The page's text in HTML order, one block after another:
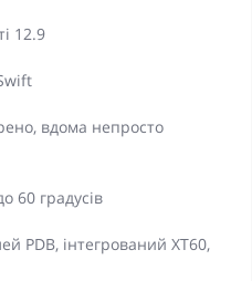
12.9
вдома непросто
60 градусів
PDB, інтегрований XT60,